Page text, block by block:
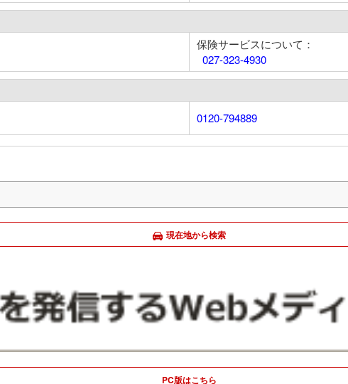
保険サービスについて：
027-323-4930
0120-794889
現在地から検索
PC版はこちら